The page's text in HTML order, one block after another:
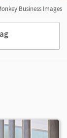
Business Images